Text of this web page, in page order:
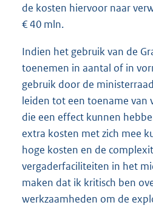
de kosten hiervoor naar
€ 40 mln.
Indien het gebruik van de
toenemen in aantal of in
gebruik door de
leiden tot een toename van
die een effect kunnen
extra kosten met zich mee
hoge kosten en de
vergaderfaciliteiten in het
maken dat ik kritisch ben
werkzaamheden om de